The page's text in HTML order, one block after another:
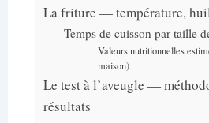
La friture — température,
Temps de cuisson par taille
Valeurs nutritionnelles
maison)
Le test à l’aveugle —
résultats